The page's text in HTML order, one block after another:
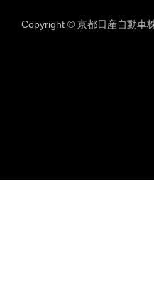
Copyright © 京都日産自動車